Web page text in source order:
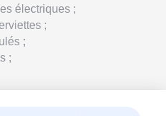
électriques ;
;
;
;
un devis détaillé vous